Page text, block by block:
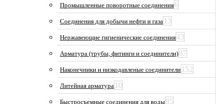
Промышленные поворотные соединения6
Соединения для добычи нефти и газа 13
Нержавеющие гигиенические соединения43
Арматура (трубы, фитинги и соединители)87
Наконечники и низкодавленые соединители 152
Литейная арматура 10
Быстросъемные соединения для воды85